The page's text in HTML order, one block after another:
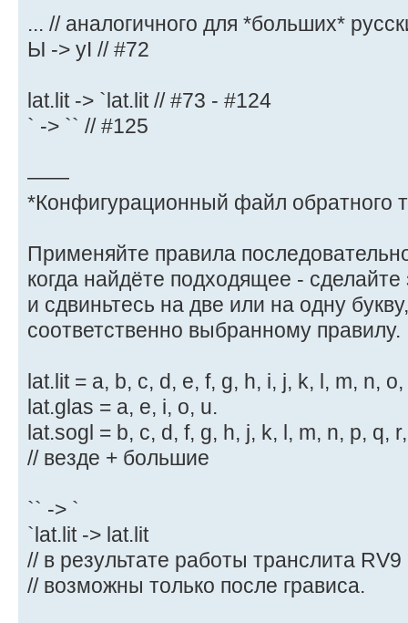
... // аналогичного для *больших*
Ы -> уI // #72
lat.lit -> `lat.lit // #73 - #124
` -> `` // #125
——
*Конфигурационный файл обратного
Применяйте правила
когда найдёте подходящее -
и сдвиньтесь на две или на одну букву,
соответственно выбранному правилу.
lat.lit = a, b, c, d, e, f, g, h, i, j, k, l, m, n,
lat.glas = a, e, i, o, u.
lat.sogl = b, c, d, f, g, h, j, k, l, m, n, p, q,
// везде + большие
`` -> `
`lat.lit -> lat.lit
// в результате работы транслита
// возможны только после грависа.